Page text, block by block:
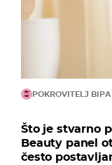
POKROVITELJ BIPA
Što je stvarno
Beauty panel
često